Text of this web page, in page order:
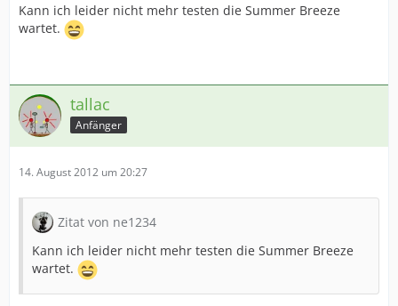
Kann ich leider nicht mehr testen die Summer Breeze
wartet.
tallac
Anfänger
14. August 2012 um 20:27
Zitat von ne1234
Kann ich leider nicht mehr testen die Summer Breeze
wartet.